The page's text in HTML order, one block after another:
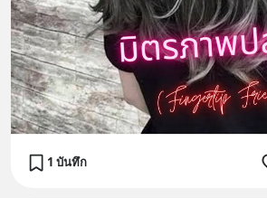
1 บันทึก